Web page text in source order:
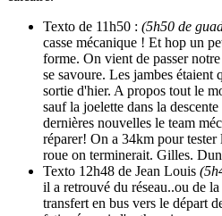
Texto de 11h50 : (5h50 de
casse mécanique ! Et hop un
forme. On vient de passer
se savoure. Les jambes étaient
sortie d'hier. A propos tout le
sauf la joelette dans la
dernières nouvelles le team
réparer! On a 34km pour
roue on terminerait. Gilles.
Texto 12h48 de Jean Louis
il a retrouvé du réseau..ou de
transfert en bus vers le départ